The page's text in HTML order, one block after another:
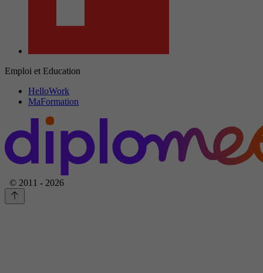
Emploi et Education
HelloWork
MaFormation
© 2011 - 2026